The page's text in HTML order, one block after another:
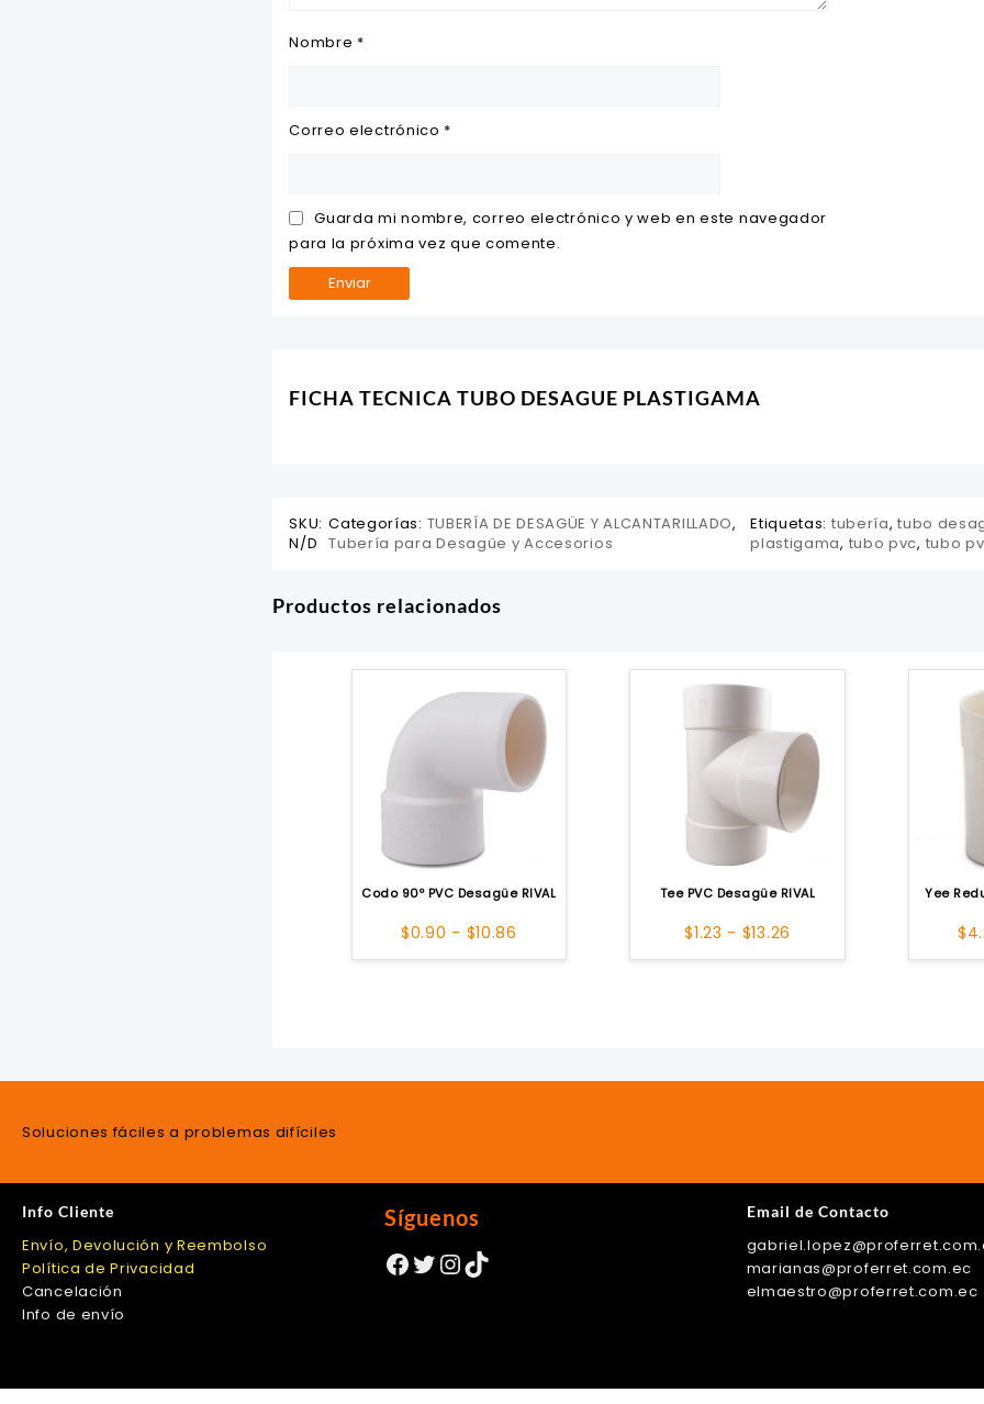
Nombre *
Correo electrónico *
Guarda mi nombre, correo electrónico y web en este navegador
para la próxima vez que comente.
FICHA TECNICA TUBO DESAGUE PLASTIGAMA
SKU:
N/D
Categorías: TUBERÍA DE DESAGÜE Y ALCANTARILLADO,
Tubería para Desagüe y Accesorios
Etiquetas: tubería,tubo
plastigama, tubo pvc, tubo
Productos relacionados
Codo 90º PVC Desagüe RIVAL
$0.90 - $10.86
de
Tee PVC Desagüe RIVAL
$1.23 - $13.26
de
Yee
$
Soluciones fáciles a problemas difíciles
Info Cliente
Envío, Devolución y Reembolso
Política de Privacidad
Cancelación
Info de envío
Síguenos
Facebook
Twitter
Instagram
TikTok
Email de Contacto
marianas@proferret.com.ec
elmaestro@proferret.com.ec